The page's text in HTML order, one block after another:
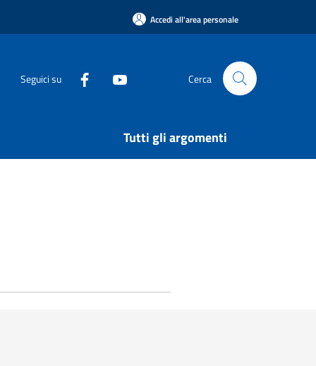
Accedi all'area personale
Seguici su Cerca
Tutti gli argomenti